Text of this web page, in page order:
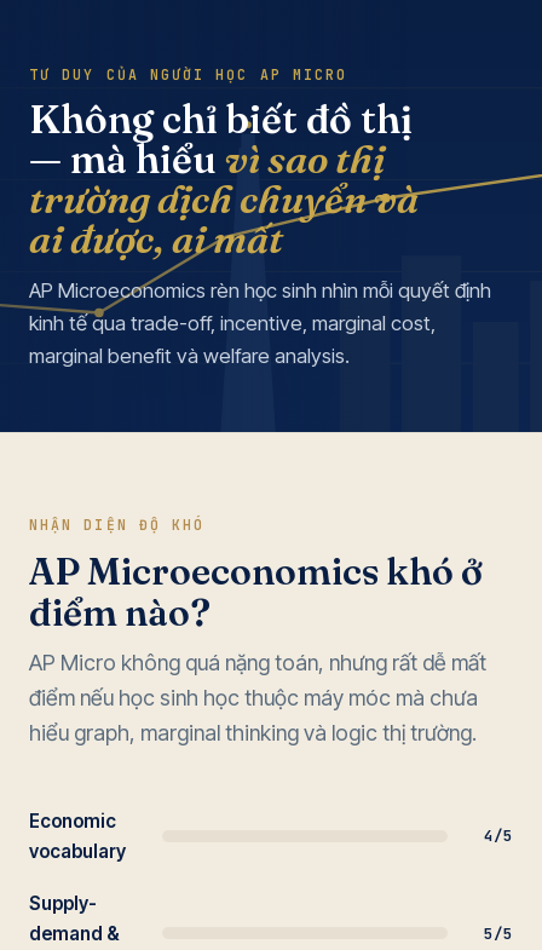
TƯ DUY CỦA NGƯỜI HỌC AP MICRO
Không chỉ biết đồ thị
— mà hiểu vì sao thị
trường dịch chuyển và
ai được, ai mất
AP Microeconomics rèn học sinh nhìn mỗi quyết định
kinh tế qua trade-off, incentive, marginal cost,
marginal benefit và welfare analysis.
NHẬN DIỆN ĐỘ KHÓ
AP Microeconomics khó ở
điểm nào?
AP Micro không quá nặng toán, nhưng rất dễ mất
điểm nếu học sinh học thuộc máy móc mà chưa
hiểu graph, marginal thinking và logic thị trường.
Economic
vocabulary
4/5
Supply-
demand &
5/5